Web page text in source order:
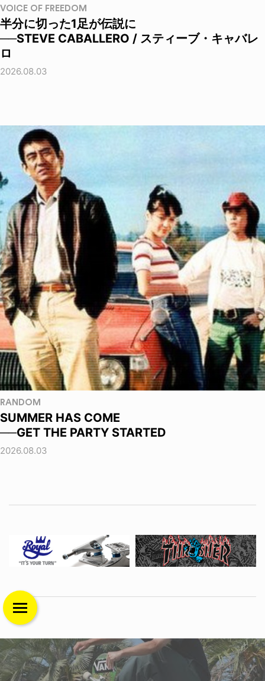
VOICE OF FREEDOM
半分に切った1足が伝説に
──STEVE CABALLERO / スティーブ・キャバレ
ロ
2026.08.03
RANDOM
SUMMER HAS COME
──GET THE PARTY STARTED
2026.08.03